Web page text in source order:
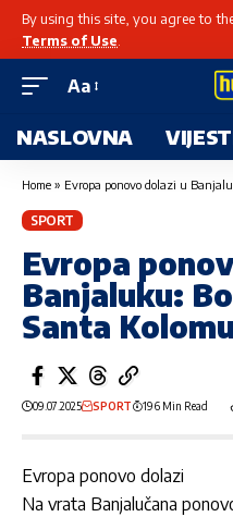
By using this site, you agree to
Terms of Use
Aa
NASLOVNA
Home » Evropa ponovo dolazi u
SPORT
Evropa
Banjaluku:
Santa Kolomu
09.07.2025 SPORT 196 Min Read
Evropa ponovo dolazi
Na vrata Banjalučana